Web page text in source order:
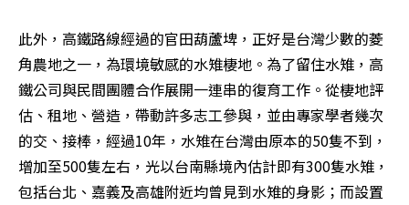
此外，高鐵路線經過的官田葫蘆埤，正好是台灣少數的菱
角農地之一，為環境敏感的水雉棲地。為了留住水雉，高
鐵公司與民間團體合作展開一連串的復育工作。從棲地評
估、租地、營造，帶動許多志工參與，並由專家學者幾次
的交、接棒，經過10年，水雉在台灣由原本的50隻不到，
增加至500隻左右，光以台南縣境內估計即有300隻水雉，
包括台北、嘉義及高雄附近均曾見到水雉的身影；而設置